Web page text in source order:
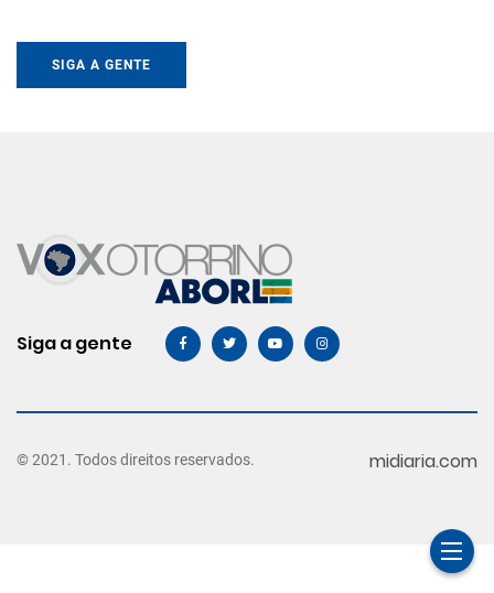
SIGA A GENTE
Siga a gente
© 2021. Todos direitos reservados. midiaria.com